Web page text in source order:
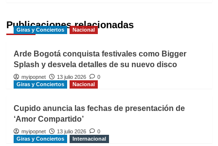
Publicaciones relacionadas
Giras y Conciertos Nacional
Arde Bogotá conquista festivales como Bigger
Splash y desvela detalles de su nuevo disco
myipopnet 13 julio 2026
0
Giras y Conciertos
Nacional
Cupido anuncia las fechas de presentación de
‘Amor Compartido’
myipopnet 13 julio 2026
0
Giras y Conciertos
Internacional